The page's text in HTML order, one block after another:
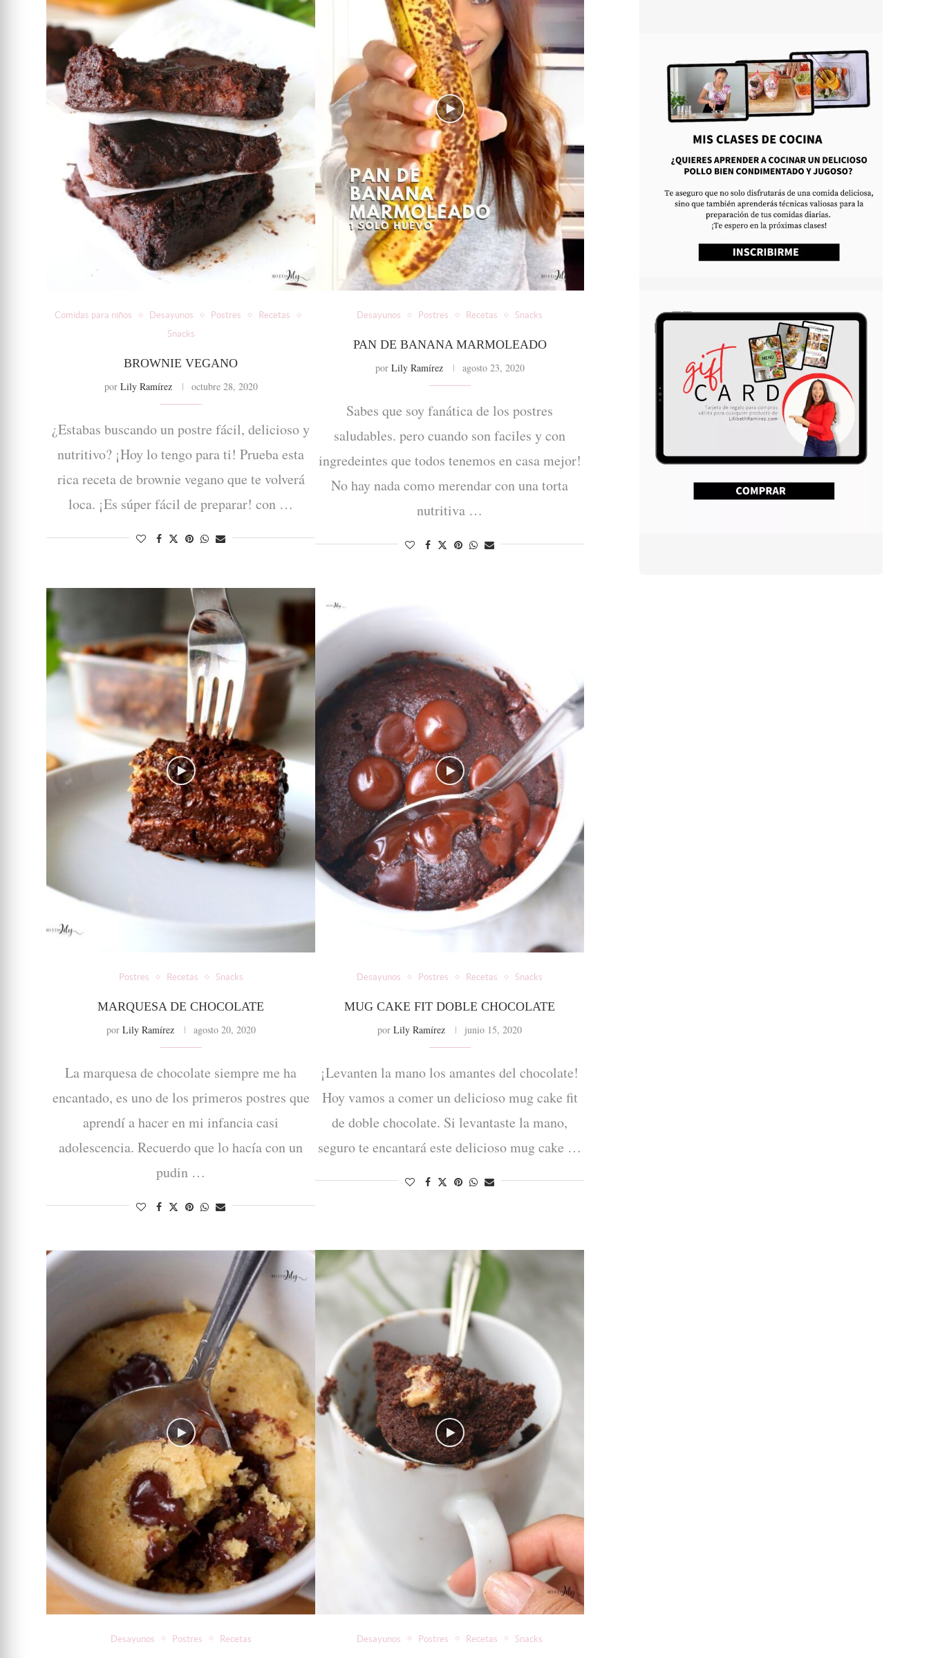
Comidas para niños Desayunos Postres
Recetas
Snacks
BROWNIE VEGANO
por Lily Ramírez octubre 28, 2020
¿Estabas buscando un postre fácil, delicioso y
nutritivo? ¡Hoy lo tengo para ti! Prueba esta
rica receta de brownie vegano que te volverá
loca. ¡Es súper fácil de preparar! con …
Desayunos Postres Recetas Snacks
PAN DE BANANA MARMOLEADO
por Lily Ramírez agosto 23, 2020
Sabes que soy fanática de los postres
saludables. pero cuando son faciles y con
ingredeintes que todos tenemos en casa mejor!
No hay nada como merendar con una torta
nutritiva …
Postres Recetas Snacks
MARQUESA DE CHOCOLATE
por Lily Ramírez agosto 20, 2020
La marquesa de chocolate siempre me ha
encantado, es uno de los primeros postres que
aprendí a hacer en mi infancia casi
adolescencia. Recuerdo que lo hacía con un
pudin …
Desayunos Postres Recetas Snacks
MUG CAKE FIT DOBLE CHOCOLATE
porLily Ramírez junio 15, 2020
¡Levanten la mano los amantes del chocolate!
Hoy vamos a comer un delicioso mug cake fit
de doble chocolate. Si levantaste la mano,
seguro te encantará este delicioso mug cake …
Desayunos Postres Recetas Desayunos Postres Recetas Snacks